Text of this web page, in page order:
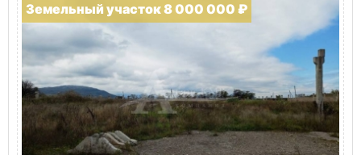
Земельный участок 8 000 000 ₽